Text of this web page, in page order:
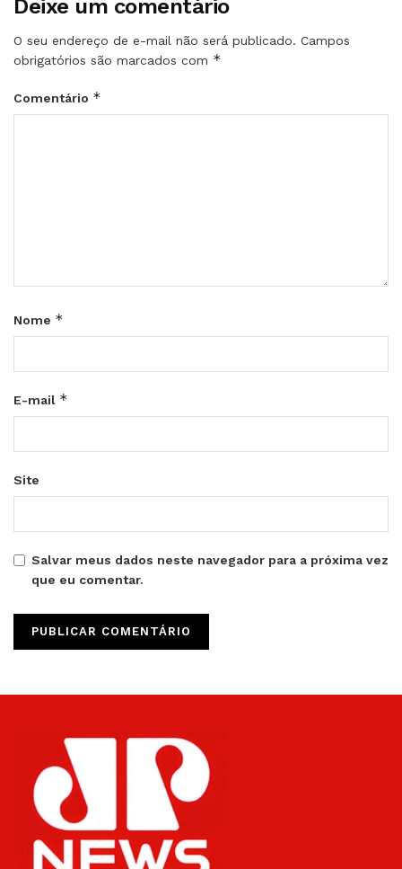
Deixe um comentário
O seu endereço de e-mail não será publicado. Campos
obrigatórios são marcados com *
Comentário *
Nome *
E-mail *
Site
Salvar meus dados neste navegador para a próxima vez
que eu comentar.